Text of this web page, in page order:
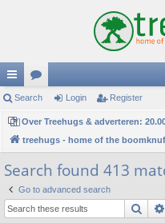
ui
ck
lin
ks
or
u
m
s
Search Login Register
Over Treehugs & adverteren:
treehugs - home of the
Search found 413
Go to advanced search